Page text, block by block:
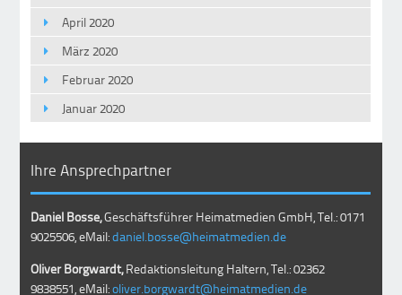
April 2020
März 2020
Februar 2020
Januar 2020
Ihre Ansprechpartner
Daniel Bosse,Geschäftsführer Heimatmedien GmbH, Tel.: 0171
9025506, eMail:daniel.bosse@heimatmedien.de
Oliver Borgwardt,Redaktionsleitung Haltern, Tel.: 02362
9838551, eMail:oliver.borgwardt@heimatmedien.de